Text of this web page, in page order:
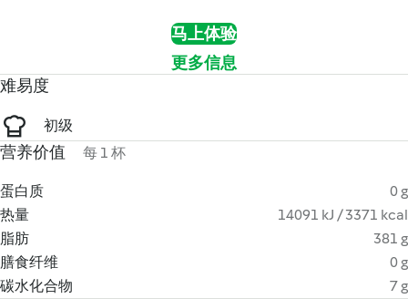
马上体验
更多信息
难易度
初级
营养价值 每 1 杯
蛋白质
0 g
热量
14091 kJ / 3371 kcal
脂肪
381 g
膳食纤维
0 g
碳水化合物
7 g